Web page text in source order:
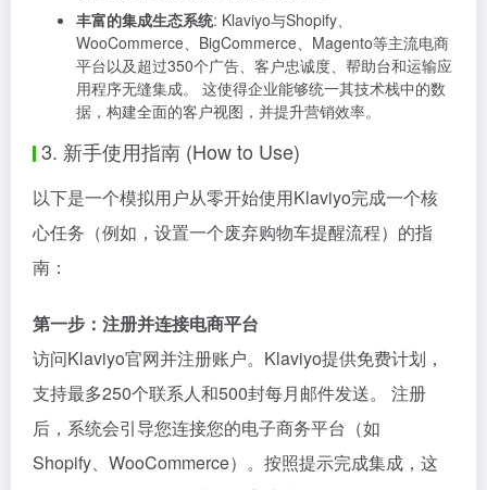
丰富的集成生态系统: Klaviyo与Shopify、
WooCommerce、BigCommerce、Magento等主流电商
平台以及超过350个广告、客户忠诚度、帮助台和运输应
用程序无缝集成。 这使得企业能够统一其技术栈中的数
据，构建全面的客户视图，并提升营销效率。
3. 新手使用指南 (How to Use)
以下是一个模拟用户从零开始使用Klaviyo完成一个核
心任务（例如，设置一个废弃购物车提醒流程）的指
南：
第一步：注册并连接电商平台
访问Klaviyo官网并注册账户。Klaviyo提供免费计划，
支持最多250个联系人和500封每月邮件发送。 注册
后，系统会引导您连接您的电子商务平台（如
Shopify、WooCommerce）。按照提示完成集成，这